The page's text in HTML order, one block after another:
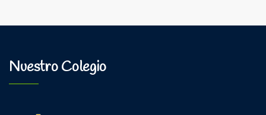
Santa
Nuestro Colegio